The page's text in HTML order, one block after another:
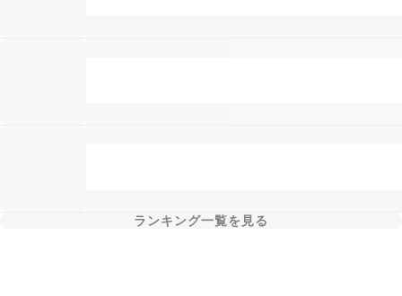
ランキング一覧を見る